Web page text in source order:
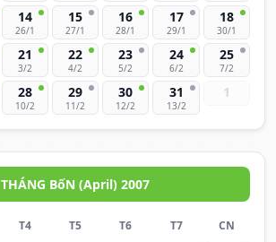
14
26/1
15
27/1
16
28/1
17
29/1
18
30/1
21
3/2
22
4/2
23
5/2
24
6/2
25
7/2
28
10/2
29
11/2
30
12/2
31
13/2
1
THÁNG BốN (April) 2007
T4 T5 T6 T7 CN